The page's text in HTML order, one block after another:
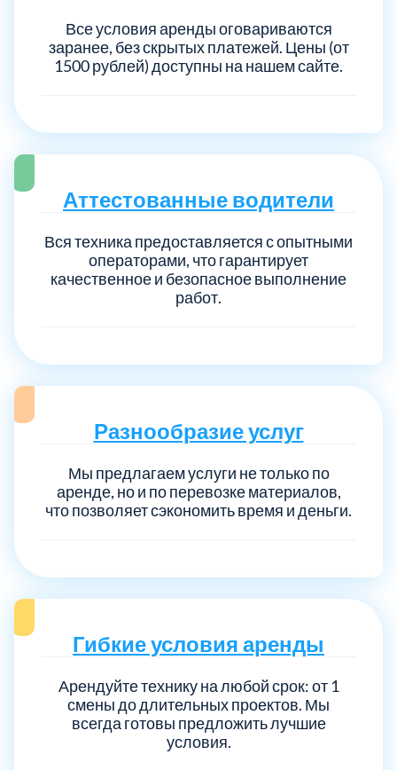
Все условия аренды оговариваются
заранее, без скрытых платежей. Цены (от
1500 рублей) доступны на нашем сайте.
Аттестованные водители
Вся техника предоставляется с опытными
операторами, что гарантирует
качественное и безопасное выполнение
работ.
Разнообразие услуг
Мы предлагаем услуги не только по
аренде, но и по перевозке материалов,
что позволяет сэкономить время и деньги.
Гибкие условия аренды
Арендуйте технику на любой срок: от 1
смены до длительных проектов. Мы
всегда готовы предложить лучшие
условия.